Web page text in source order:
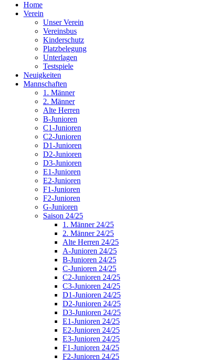
Home
Verein
Unser Verein
Vereinsbus
Kinderschutz
Platzbelegung
Unterlagen
Testspiele
Neuigkeiten
Mannschaften
1. Männer
2. Männer
Alte Herren
B-Junioren
C1-Junioren
C2-Junioren
D1-Junioren
D2-Junioren
D3-Junioren
E1-Junioren
E2-Junioren
F1-Junioren
F2-Junioren
G-Junioren
Saison 24/25
1. Männer 24/25
2. Männer 24/25
Alte Herren 24/25
A-Junioren 24/25
B-Junioren 24/25
C-Junioren 24/25
C2-Junioren 24/25
C3-Junioren 24/25
D1-Junioren 24/25
D2-Junioren 24/25
D3-Junioren 24/25
E1-Junioren 24/25
E2-Junioren 24/25
E3-Junioren 24/25
F1-Junioren 24/25
F2-Junioren 24/25